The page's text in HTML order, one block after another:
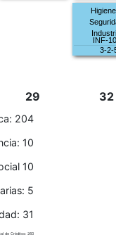
INF-
3-2-
29 32
204
10
10
5
31
de Créditos: 260